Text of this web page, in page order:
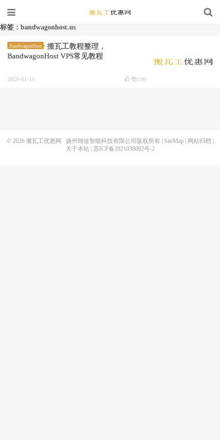
标签：bandwagonhost.us
BandwagonHost
搬瓦工教程整理，
BandwagonHost VPS常见教程
2020-01-11 赞(16)
© 2026 搬瓦工优惠网 扬州翎途智能科技有限公司版权所有 | SiteMap| 网站归档
关于本站| 苏ICP备2021038092号-2